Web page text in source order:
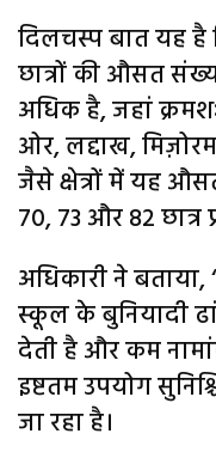
दिलचस्प बात यह
छात्रों की औसत
अधिक है, जहां
ओर, लद्दाख,
जैसे क्षेत्रों में यह
70, 73 और 82 छात्र
अधिकारी ने बताया,
स्कूल के बुनियादी
देती है और कम
इष्टतम उपयोग
जा रहा है।